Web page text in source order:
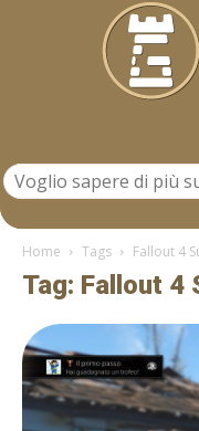
Home Tags Fallout 4
Tag: Fallout 4